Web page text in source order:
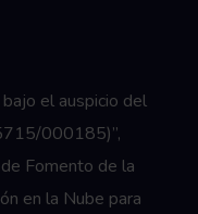
el auspicio del
000185)”,
Fomento de la
en la Nube para